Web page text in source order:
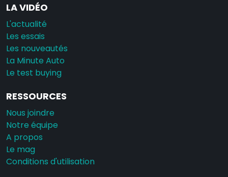
LA VIDÉO
L'actualité
Les essais
Les nouveautés
La Minute Auto
Le test buying
RESSOURCES
Nous joindre
Notre équipe
A propos
Le mag
Conditions d'utilisation